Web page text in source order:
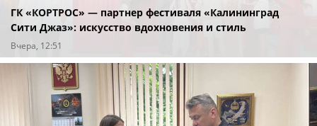
ГК «КОРТРОС» — партнер фестиваля «Калининград
Сити Джаз»: искусство вдохновения и стиль
«ОКТАРИН»
Вчера, 12:51